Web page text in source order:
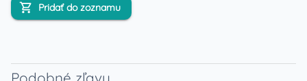
Pridať do zoznamu
Podobné zľavy